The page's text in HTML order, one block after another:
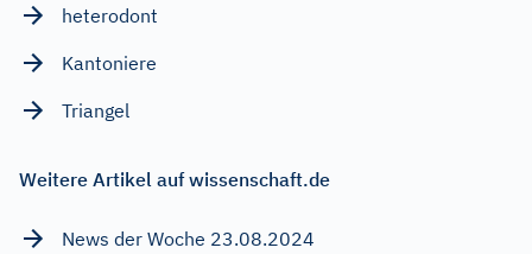
heterodont
Kantoniere
Triangel
Weitere Artikel auf wissenschaft.de
News der Woche 23.08.2024